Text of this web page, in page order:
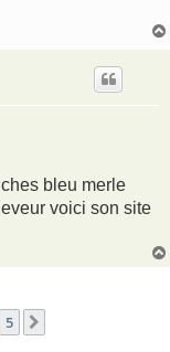
bleu merle
voici son site
5